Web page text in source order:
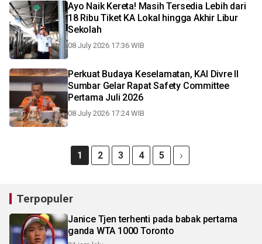
Ayo Naik Kereta! Masih Tersedia Lebih dari
18 Ribu Tiket KA Lokal hingga Akhir Libur
Sekolah
08 July 2026 17:36 WIB
Perkuat Budaya Keselamatan, KAI Divre II
Sumbar Gelar Rapat Safety Committee
Pertama Juli 2026
08 July 2026 17:24 WIB
1 2 3 4 5
Terpopuler
Janice Tjen terhenti pada babak pertama
ganda WTA 1000 Toronto